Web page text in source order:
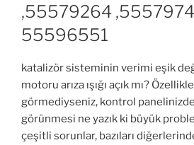
,55579264
55596551
katalizör sisteminin verimi eşik
motoru arıza ışığı açık mı?
görmediyseniz, kontrol panelinizde
görünmesi ne yazık ki büyük
çeşitli sorunlar, bazıları